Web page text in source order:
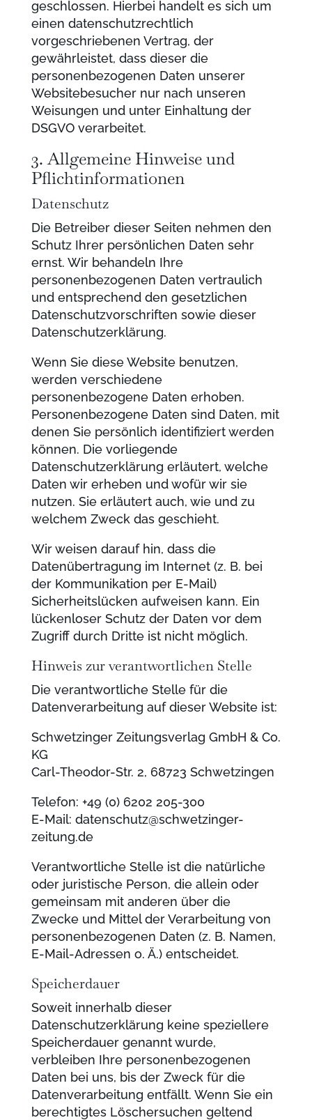
geschlossen. Hierbei handelt es sich um
einen datenschutzrechtlich
vorgeschriebenen Vertrag, der
gewährleistet, dass dieser die
personenbezogenen Daten unserer
Websitebesucher nur nach unseren
Weisungen und unter Einhaltung der
DSGVO verarbeitet.
3. Allgemeine Hinweise und
Pflicht­informationen
Datenschutz
Die Betreiber dieser Seiten nehmen den
Schutz Ihrer persönlichen Daten sehr
ernst. Wir behandeln Ihre
personenbezogenen Daten vertraulich
und entsprechend den gesetzlichen
Datenschutzvorschriften sowie dieser
Datenschutzerklärung.
Wenn Sie diese Website benutzen,
werden verschiedene
personenbezogene Daten erhoben.
Personenbezogene Daten sind Daten, mit
denen Sie persönlich identifiziert werden
können. Die vorliegende
Datenschutzerklärung erläutert, welche
Daten wir erheben und wofür wir sie
nutzen. Sie erläutert auch, wie und zu
welchem Zweck das geschieht.
Wir weisen darauf hin, dass die
Datenübertragung im Internet (z. B. bei
der Kommunikation per E-Mail)
Sicherheitslücken aufweisen kann. Ein
lückenloser Schutz der Daten vor dem
Zugriff durch Dritte ist nicht möglich.
Hinweis zur verantwortlichen Stelle
Die verantwortliche Stelle für die
Datenverarbeitung auf dieser Website ist:
Schwetzinger Zeitungsverlag GmbH & Co.
KG
Carl-Theodor-Str. 2, 68723 Schwetzingen
Telefon: +49 (0) 6202 205-300
E-Mail: datenschutz@schwetzinger-
zeitung.de
Verantwortliche Stelle ist die natürliche
oder juristische Person, die allein oder
gemeinsam mit anderen über die
Zwecke und Mittel der Verarbeitung von
personenbezogenen Daten (z. B. Namen,
E-Mail-Adressen o. Ä.) entscheidet.
Speicherdauer
Soweit innerhalb dieser
Datenschutzerklärung keine speziellere
Speicherdauer genannt wurde,
verbleiben Ihre personenbezogenen
Daten bei uns, bis der Zweck für die
Datenverarbeitung entfällt. Wenn Sie ein
berechtigtes Löschersuchen geltend